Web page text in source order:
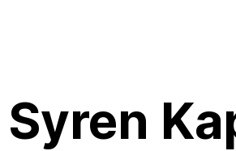
Syren